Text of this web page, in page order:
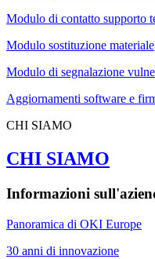
Modulo di contatto supporto
Modulo sostituzione materiale
Modulo di segnalazione
Aggiornamenti software e
CHI SIAMO
CHI SIAMO
Informazioni
Panoramica di OKI Europe
30 anni di innovazione